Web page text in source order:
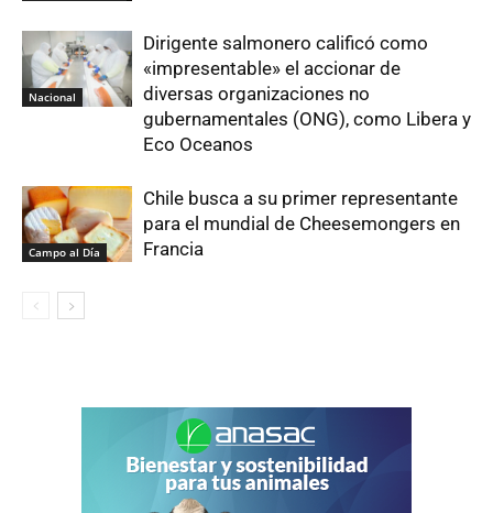
Nacional
Dirigente salmonero calificó como
«impresentable» el accionar de
diversas organizaciones no
gubernamentales (ONG), como Libera y
Eco Oceanos
Campo al Día
Chile busca a su primer representante
para el mundial de Cheesemongers en
Francia